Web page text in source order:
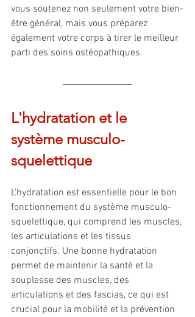
vous soutenez non seulement votre bien-
être général, mais vous préparez
également votre corps à tirer le meilleur
parti des soins ostéopathiques.
L'hydratation et le
système musculo-
squelettique
L'hydratation est essentielle pour le bon
fonctionnement du système musculo-
squelettique, qui comprend les muscles,
les articulations et les tissus
conjonctifs. Une bonne hydratation
permet de maintenir la santé et la
souplesse des muscles, des
articulations et des fascias, ce qui est
crucial pour la mobilité et la prévention